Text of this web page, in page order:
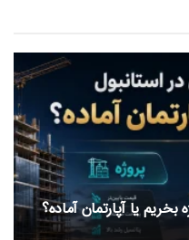
بخریم یا آپارتمان آماده؟